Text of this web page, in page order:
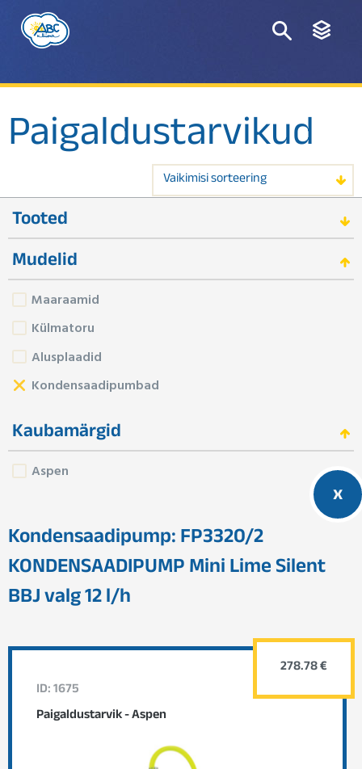
Paigaldustarvikud
Vaikimisi sorteering
Tooted
Mudelid
Maaraamid
Külmatoru
Alusplaadid
Kondensaadipumbad
Kaubamärgid
Aspen
Kondensaadipump: FP3320/2
KONDENSAADIPUMP Mini Lime Silent
BBJ valg 12 l/h
x
ID: 1675
Paigaldustarvik - Aspen
278.78 €